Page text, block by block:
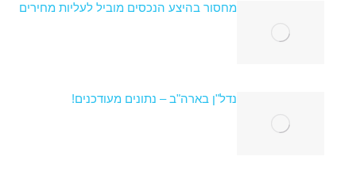
מחסור בהיצע הנכסים מוביל לעליות מחירים
נדל"ן בארה"ב – נתונים מעודכנים!